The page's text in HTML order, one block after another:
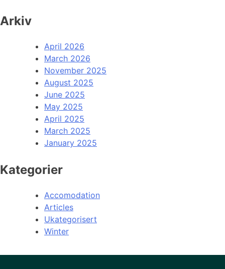
Arkiv
April 2026
March 2026
November 2025
August 2025
June 2025
May 2025
April 2025
March 2025
January 2025
Kategorier
Accomodation
Articles
Ukategorisert
Winter